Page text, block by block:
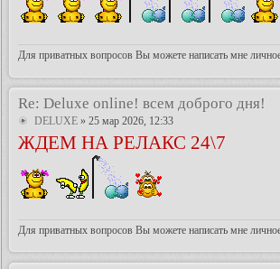
Для приватных вопросов Вы можете написать мне
Re: Deluxe online! всем доброго дня!
DELUXE » 25 мар 2026, 12:33
ЖДЕМ НА РЕЛАКС 24\7
Для приватных вопросов Вы можете написать мне